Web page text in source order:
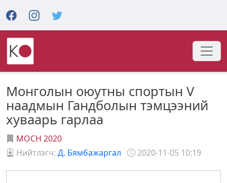
Монголын оюутны спортын V
наадмын Гандболын тэмцээний
хуваарь гарлаа
МОСН 2020
Нийтлэгч: Д. Бямбажаргал 2020-11-05 10:19